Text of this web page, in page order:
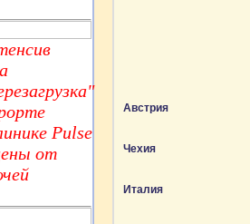
Pulse
от
Австрия
Чехия
Италия